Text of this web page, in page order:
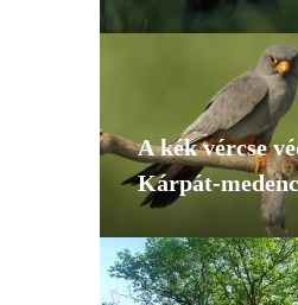
populációk
biztosítása a
medencében
A kék vércse
Kárpát-